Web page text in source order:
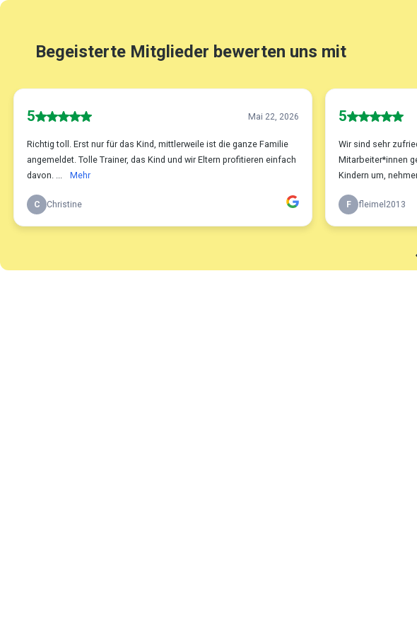
Begeisterte Mitglieder bewerten uns mit
5 Mai 22, 2026
Richtig toll. Erst nur für das Kind, mittlerweile ist die ganze Familie
angemeldet. Tolle Trainer, das Kind und wir Eltern profitieren einfach
davon. ...
Mehr
C Christine
5
Wir sind sehr
Mitarbeiter*innen
Kindern um,
F fleimel2013